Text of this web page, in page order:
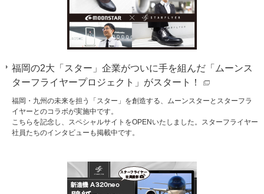
福岡の2大「スター」企業がついに手を組んだ「ムーンス
ターフライヤープロジェクト」がスタート！
福岡・九州の未来を担う「スター」を創造する、ムーンスターとスターフラ
イヤーとのコラボが実施中です。
こちらを記念し、スペシャルサイトをOPENいたしました。スターフライヤー
社員たちのインタビューも掲載中です。